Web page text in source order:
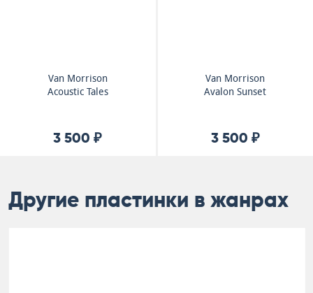
Van Morrison
Acoustic Tales
3 500 ₽
Van Morrison
Avalon Sunset
3 500 ₽
Другие пластинки в жанрах